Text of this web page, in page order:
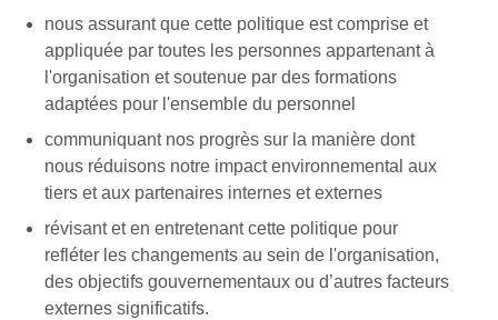
nous assurant que cette politique est comprise et
appliquée par toutes les personnes appartenant à
l'organisation et soutenue par des formations
adaptées pour l'ensemble du personnel
communiquant nos progrès sur la manière dont
nous réduisons notre impact environnemental aux
tiers et aux partenaires internes et externes
révisant et en entretenant cette politique pour
refléter les changements au sein de l'organisation,
des objectifs gouvernementaux ou d’autres facteurs
externes significatifs.